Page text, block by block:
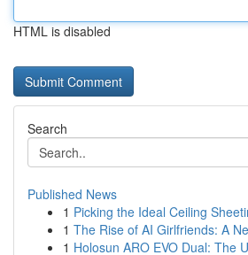
HTML is disabled
Search
Published News
1 Picking the Ideal Ceiling
1 The Rise of AI Girlfriends: A
1 Holosun ARO EVO Dual: The